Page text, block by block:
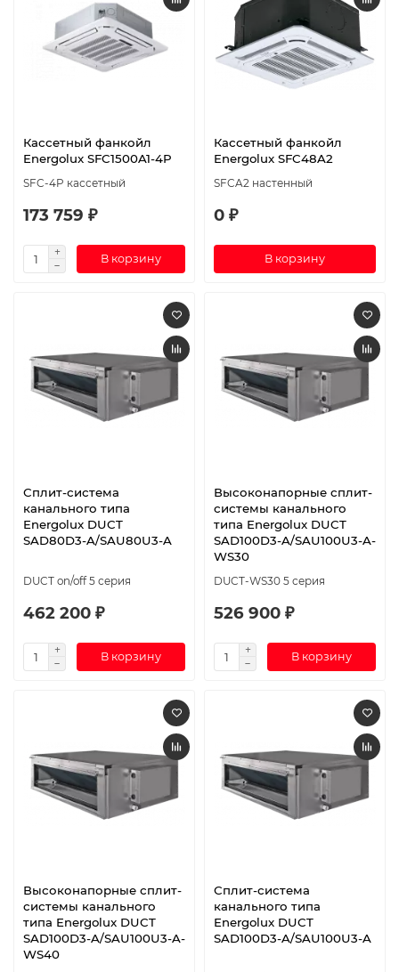
Кассетный фанкойл
Energolux SFC1500A1-4P
SFC-4P кассетный
173 759 ₽
В корзину
Кассетный фанкойл
Energolux SFC48A2
SFCA2 настенный
0 ₽
В корзину
Сплит-система
канального типа
Energolux DUCT
SAD80D3-A/SAU80U3-A
DUCT on/off 5 серия
462 200 ₽
В корзину
Высоконапорные сплит-
системы канального
типа Energolux DUCT
SAD100D3-A/SAU100U3-A-
WS30
DUCT-WS30 5 серия
526 900 ₽
В корзину
Высоконапорные сплит-
системы канального
типа Energolux DUCT
SAD100D3-A/SAU100U3-A-
WS40
Сплит-система
канального типа
Energolux DUCT
SAD100D3-A/SAU100U3-A